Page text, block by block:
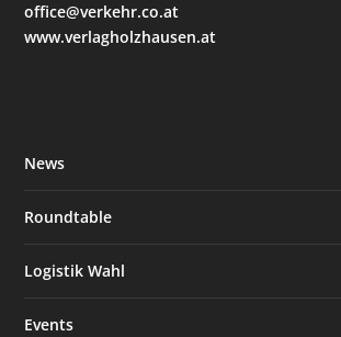
office@verkehr.co.at
www.verlagholzhausen.at
News
Roundtable
Logistik Wahl
Events